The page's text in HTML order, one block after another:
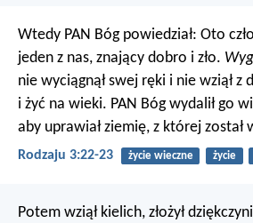
Wtedy PAN Bóg powiedział: Oto
jeden z nas, znający dobro i zło.
nie wyciągnął swej ręki i nie wziął z
i żyć na wieki. PAN Bóg wydalił go
aby uprawiał ziemię, z której został
Rodzaju 3:22-23 życie wieczne życie
Potem wziął kielich, złożył